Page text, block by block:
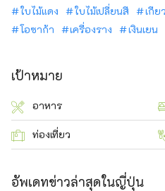
ใบไม้แดง
ใบไม้เปลี่ยนสี เกีย
โอซาก้า
เครื่องราง เงินเยน
เป้าหมาย
อาหาร
ท่องเที่ยว
อัพเดทข่าวล่าสุดในญี่ปุ่น